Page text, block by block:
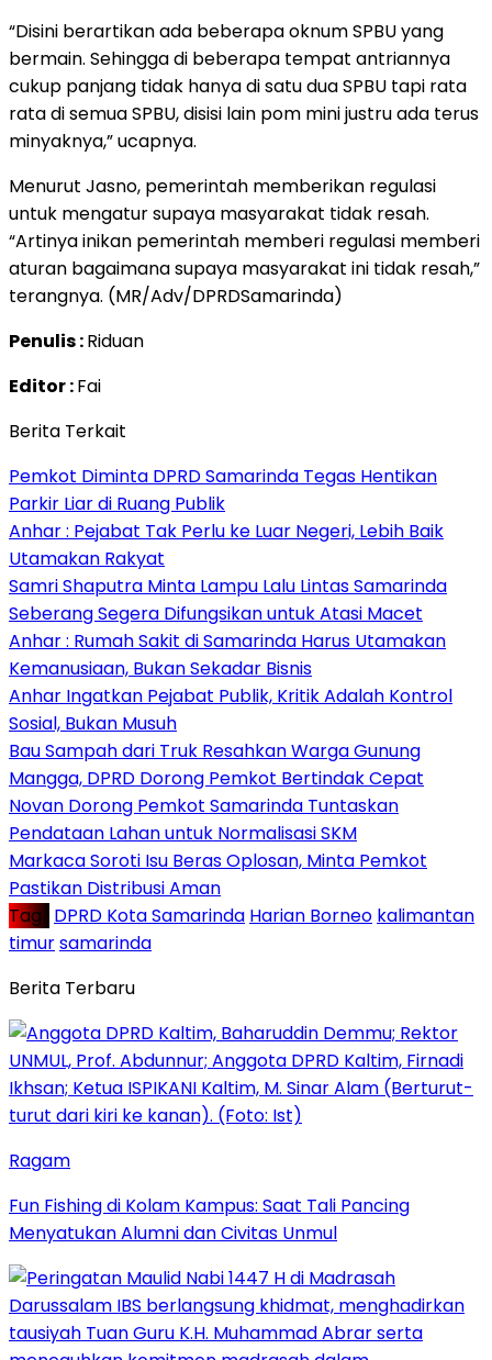
“Disini berartikan ada beberapa oknum SPBU yang
bermain. Sehingga di beberapa tempat antriannya
cukup panjang tidak hanya di satu dua SPBU tapi rata
rata di semua SPBU, disisi lain pom mini justru ada terus
minyaknya,” ucapnya.
Menurut Jasno, pemerintah memberikan regulasi
untuk mengatur supaya masyarakat tidak resah.
“Artinya inikan pemerintah memberi regulasi memberi
aturan bagaimana supaya masyarakat ini tidak resah,”
terangnya. (MR/Adv/DPRDSamarinda)
Penulis :Riduan
Editor :Fai
Berita Terkait
Pemkot Diminta DPRD Samarinda Tegas Hentikan
Parkir Liar di Ruang Publik
Anhar : Pejabat Tak Perlu ke Luar Negeri, Lebih Baik
Utamakan Rakyat
Samri Shaputra Minta Lampu Lalu Lintas Samarinda
Seberang Segera Difungsikan untuk Atasi Macet
Anhar : Rumah Sakit di Samarinda Harus Utamakan
Kemanusiaan, Bukan Sekadar Bisnis
Anhar Ingatkan Pejabat Publik, Kritik Adalah Kontrol
Sosial, Bukan Musuh
Bau Sampah dari Truk Resahkan Warga Gunung
Mangga, DPRD Dorong Pemkot Bertindak Cepat
Novan Dorong Pemkot Samarinda Tuntaskan
Pendataan Lahan untuk Normalisasi SKM
Markaca Soroti Isu Beras Oplosan, Minta Pemkot
Pastikan Distribusi Aman
Tag : DPRD Kota Samarinda Harian Borneo kalimantan
timursamarinda
Berita Terbaru
Ragam
Fun Fishing di Kolam Kampus: Saat Tali Pancing
Menyatukan Alumni dan Civitas Unmul